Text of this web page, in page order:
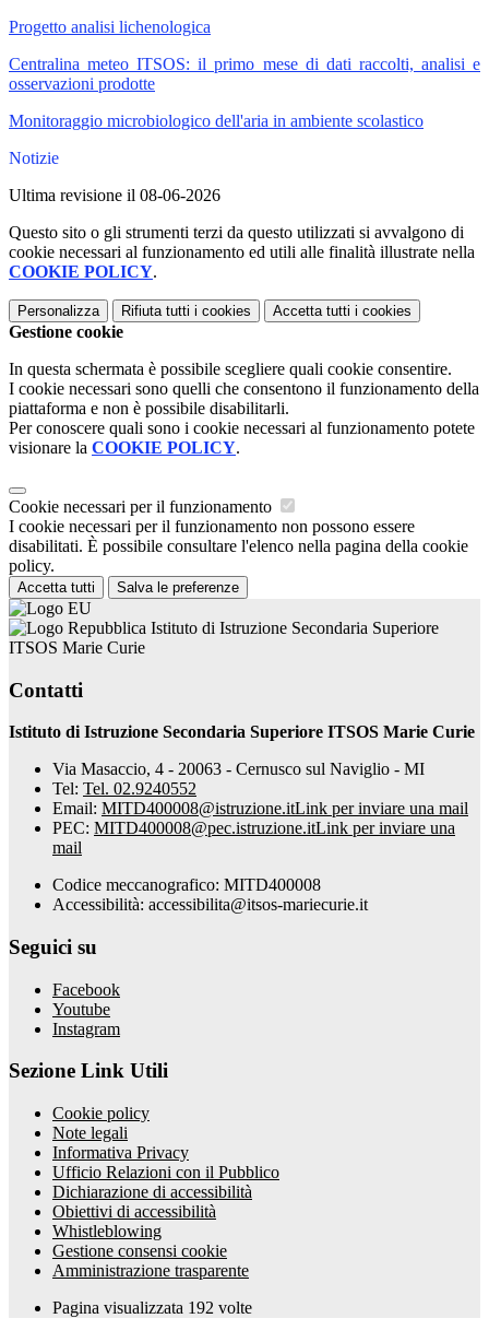
Progetto analisi lichenologica
Centralina meteo ITSOS: il primo mese di dati raccolti, analisi e
osservazioni prodotte
Monitoraggio microbiologico dell'aria in ambiente scolastico
Notizie
Ultima revisione il 08-06-2026
Questo sito o gli strumenti terzi da questo utilizzati si avvalgono di
cookie necessari al funzionamento ed utili alle finalità illustrate nella
COOKIE POLICY.
Personalizza Rifiuta tutti i cookies Accetta tutti i cookies
Gestione cookie
In questa schermata è possibile scegliere quali cookie consentire.
I cookie necessari sono quelli che consentono il funzionamento della
piattaforma e non è possibile disabilitarli.
Per conoscere quali sono i cookie necessari al funzionamento potete
visionare la COOKIE POLICY.
Cookie necessari per il funzionamento
I cookie necessari per il funzionamento non possono essere
disabilitati. È possibile consultare l'elenco nella pagina della cookie
policy.
Accetta tutti Salva le preferenze
Istituto di Istruzione Secondaria Superiore
ITSOS Marie Curie
Contatti
Istituto di Istruzione Secondaria Superiore ITSOS Marie Curie
Via Masaccio, 4 - 20063 - Cernusco sul Naviglio - MI
Tel: Tel. 02.9240552
Email: MITD400008@istruzione.itLink per inviare una mail
PEC: MITD400008@pec.istruzione.itLink per inviare una
mail
Codice meccanografico: MITD400008
Accessibilità: accessibilita@itsos-mariecurie.it
Seguici su
Facebook
Youtube
Instagram
Sezione Link Utili
Cookie policy
Note legali
Informativa Privacy
Ufficio Relazioni con il Pubblico
Dichiarazione di accessibilità
Obiettivi di accessibilità
Whistleblowing
Gestione consensi cookie
Amministrazione trasparente
Pagina visualizzata 192 volte